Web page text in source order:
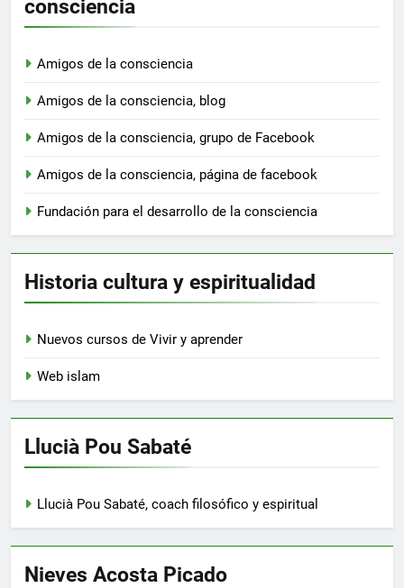
consciencia
Amigos de la consciencia
Amigos de la consciencia, blog
Amigos de la consciencia, grupo de Facebook
Amigos de la consciencia, página de facebook
Fundación para el desarrollo de la consciencia
Historia cultura y espiritualidad
Nuevos cursos de Vivir y aprender
Web islam
Llucià Pou Sabaté
Llucià Pou Sabaté, coach filosófico y espiritual
Nieves Acosta Picado